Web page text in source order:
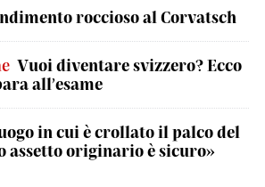
roccioso al Corvatsch
Vuoi diventare svizzero? Ecco
all’esame
in cui è crollato il palco del
assetto originario è sicuro»